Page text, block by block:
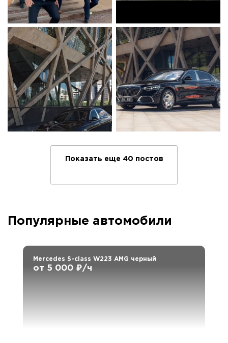
Показать еще 40 постов
Популярные автомобили
Mercedes S-class W223 AMG черный
от 5 000 ₽/ч